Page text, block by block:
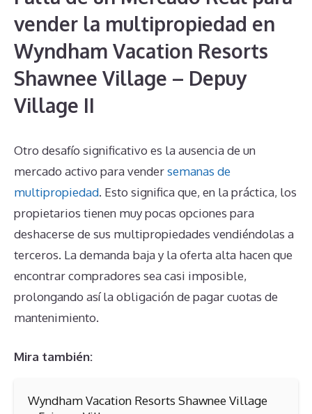
vender la multipropiedad en
Wyndham Vacation Resorts
Shawnee Village – Depuy
Village II
Otro desafío significativo es la ausencia de un
mercado activo para vendersemanas de
multipropiedad. Esto significa que, en la práctica, los
propietarios tienen muy pocas opciones para
deshacerse de sus multipropiedades vendiéndolas a
terceros. La demanda baja y la oferta alta hacen que
encontrar compradores sea casi imposible,
prolongando así la obligación de pagar cuotas de
mantenimiento.
Mira también:
Wyndham Vacation Resorts Shawnee Village